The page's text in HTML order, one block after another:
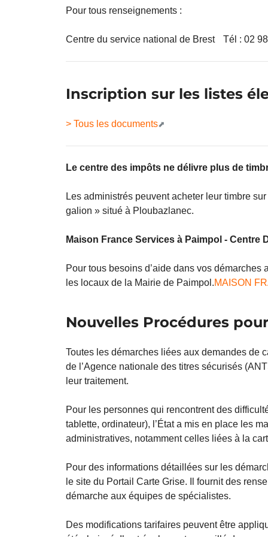
Pour tous renseignements :
Centre du service national de Brest Tél : 02
Inscription sur les listes
> Tous les documents
Le centre des impôts ne délivre plus de
Les administrés peuvent acheter leur timbre
galion » situé à Ploubazlanec.
Maison France Services à Paimpol - Centre
Pour tous besoins d’aide dans vos
les locaux de la Mairie de Paimpol.MAISON
Nouvelles Procédures
Toutes les démarches liées aux demandes de
de l’Agence nationale des titres sécurisés
leur traitement.
Pour les personnes qui rencontrent des
tablette, ordinateur), l’État a mis en place les
administratives, notamment celles liées à la
Pour des informations détaillées sur les
le site du Portail Carte Grise. Il fournit des
démarche aux équipes de spécialistes.
Des modifications tarifaires peuvent être